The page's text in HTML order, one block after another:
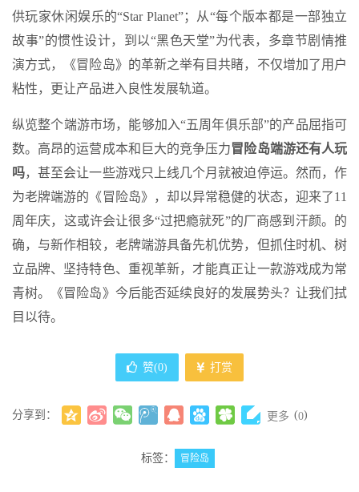
供玩家休闲娱乐的“Star Planet”；从“每个版本都是一部独立
故事”的惯性设计，到以“黑色天堂”为代表，多章节剧情推
演方式，《冒险岛》的革新之举有目共睹，不仅增加了用户
粘性，更让产品进入良性发展轨道。
纵览整个端游市场，能够加入“五周年俱乐部”的产品屈指可
数。高昂的运营成本和巨大的竞争压力冒险岛端游还有人玩
吗，甚至会让一些游戏只上线几个月就被迫停运。然而，作
为老牌端游的《冒险岛》，却以异常稳健的状态，迎来了11
周年庆，这或许会让很多“过把瘾就死”的厂商感到汗颜。的
确，与新作相较，老牌端游具备先机优势，但抓住时机、树
立品牌、坚持特色、重视革新，才能真正让一款游戏成为常
青树。《冒险岛》今后能否延续良好的发展势头？让我们拭
目以待。
赞(0) 打赏
分享到： 更多 (0)
标签： 冒险岛